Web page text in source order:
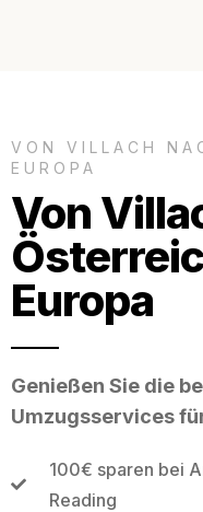
VON VILLACH
EUROPA
Von
Europa
Genießen Sie die
Umzugsservices
100€ sparen bei
Reading